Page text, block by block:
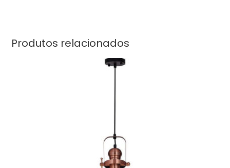
Produtos relacionados